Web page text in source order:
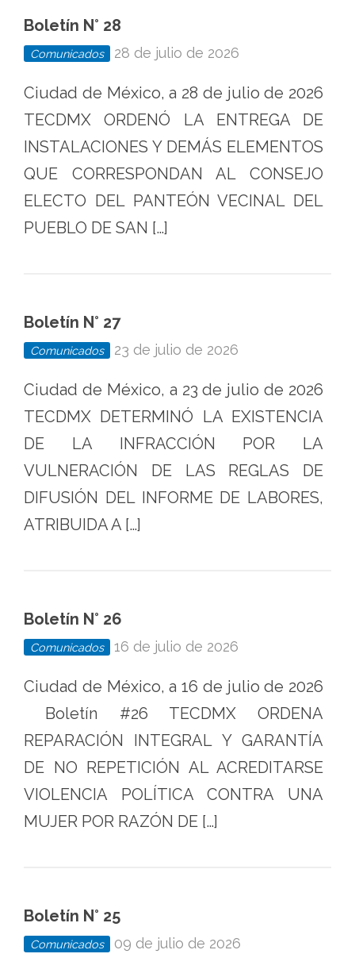
Boletín N° 28
Comunicados 28 de julio de 2026
Ciudad de México, a 28 de julio de 2026
TECDMX ORDENÓ LA ENTREGA DE
INSTALACIONES Y DEMÁS ELEMENTOS
QUE CORRESPONDAN AL CONSEJO
ELECTO DEL PANTEÓN VECINAL DEL
PUEBLO DE SAN […]
Boletín N° 27
Comunicados 23 de julio de 2026
Ciudad de México, a 23 de julio de 2026
TECDMX DETERMINÓ LA EXISTENCIA
DE LA INFRACCIÓN POR LA
VULNERACIÓN DE LAS REGLAS DE
DIFUSIÓN DEL INFORME DE LABORES,
ATRIBUIDA A […]
Boletín N° 26
Comunicados 16 de julio de 2026
Ciudad de México, a 16 de julio de 2026
Boletín #26 TECDMX ORDENA
REPARACIÓN INTEGRAL Y GARANTÍA
DE NO REPETICIÓN AL ACREDITARSE
VIOLENCIA POLÍTICA CONTRA UNA
MUJER POR RAZÓN DE […]
Boletín N° 25
Comunicados 09 de julio de 2026